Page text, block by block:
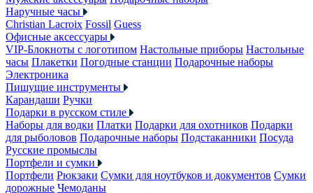
Наручные часы
Christian Lacroix Fossil Guess
Офисные аксессуары
VIP-Блокноты с логотипом Настольные приборы Настольные
часы Плакетки Погодные станции Подарочные наборы
Электроника
Пишущие инструменты
Карандаши Ручки
Подарки в русском стиле
Наборы для водки Платки Подарки для охотников Подарки
для рыболовов Подарочные наборы Подстаканники Посуда
Русские промыслы
Портфели и сумки
Портфели Рюкзаки Сумки для ноутбуков и документов Сумки
дорожные Чемоданы